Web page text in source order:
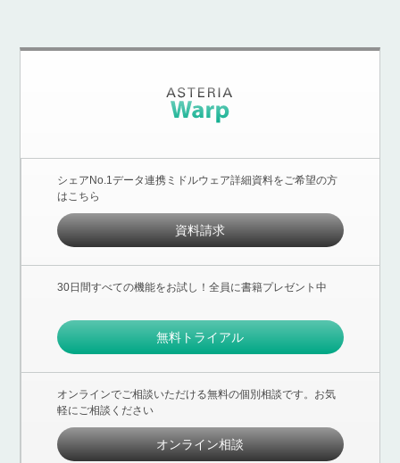
シェアNo.1データ連携ミドルウェア詳細資料をご希望の方
はこちら
資料請求
30日間すべての機能をお試し！全員に書籍プレゼント中
無料トライアル
オンラインでご相談いただける無料の個別相談です。お気
軽にご相談ください
オンライン相談